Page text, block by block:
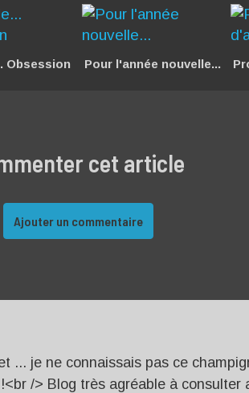
Obsession
Pour l'année nouvelle...
cet article
Ajouter un commentaire
... je ne connaissais pas ce
/> Blog très agréable à consulter